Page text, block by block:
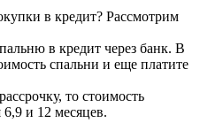
в кредит? Рассмотрим
в кредит через банк. В
спальни и еще платите
то стоимость
6,9 и 12 месяцев.